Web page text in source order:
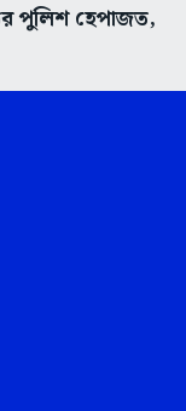
পুলিশ হেপাজত,